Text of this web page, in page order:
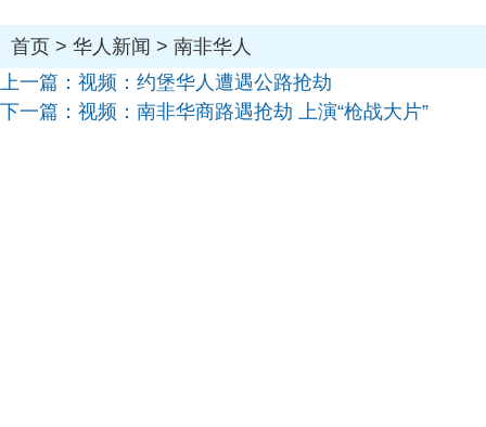
首页 > 华人新闻 > 南非华人
上一篇： 视频：约堡华人遭遇公路抢劫
下一篇： 视频：南非华商路遇抢劫 上演“枪战大片”